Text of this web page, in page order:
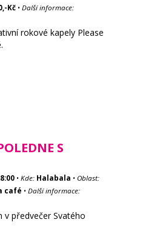
Kč • Další informace:
rokové kapely Please
S
• Kde: Halabala • Oblast:
café • Další informace:
v předvečer Svatého